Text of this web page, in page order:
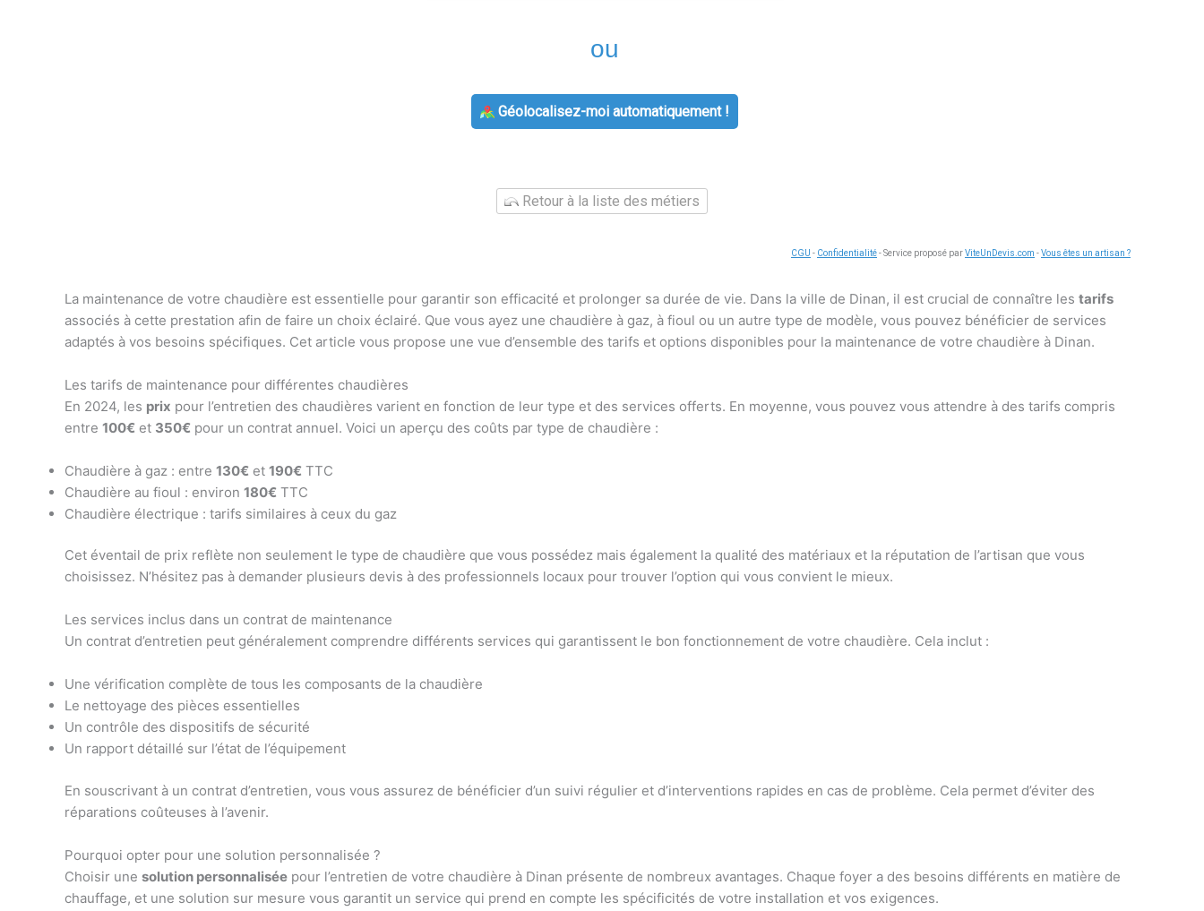
ou
Géolocalisez-moi automatiquement !
Retour à la liste des métiers
CGU - Confidentialité- Service proposé parViteUnDevis.com -Vous êtes un artisan ?
La maintenance de votre chaudière est essentielle pour garantir son efficacité et prolonger sa durée de vie. Dans la ville de Dinan, il est crucial de connaître les tarifs
associés à cette prestation afin de faire un choix éclairé. Que vous ayez une chaudière à gaz, à fioul ou un autre type de modèle, vous pouvez bénéficier de services
adaptés à vos besoins spécifiques. Cet article vous propose une vue d’ensemble des tarifs et options disponibles pour la maintenance de votre chaudière à Dinan.
Les tarifs de maintenance pour différentes chaudières
En 2024, les prix pour l’entretien des chaudières varient en fonction de leur type et des services offerts. En moyenne, vous pouvez vous attendre à des tarifs compris
entre 100€ et 350€ pour un contrat annuel. Voici un aperçu des coûts par type de chaudière :
Chaudière à gaz : entre 130€ et 190€ TTC
Chaudière au fioul : environ 180€ TTC
Chaudière électrique : tarifs similaires à ceux du gaz
Cet éventail de prix reflète non seulement le type de chaudière que vous possédez mais également la qualité des matériaux et la réputation de l’artisan que vous
choisissez. N’hésitez pas à demander plusieurs devis à des professionnels locaux pour trouver l’option qui vous convient le mieux.
Les services inclus dans un contrat de maintenance
Un contrat d’entretien peut généralement comprendre différents services qui garantissent le bon fonctionnement de votre chaudière. Cela inclut :
Une vérification complète de tous les composants de la chaudière
Le nettoyage des pièces essentielles
Un contrôle des dispositifs de sécurité
Un rapport détaillé sur l’état de l’équipement
En souscrivant à un contrat d’entretien, vous vous assurez de bénéficier d’un suivi régulier et d’interventions rapides en cas de problème. Cela permet d’éviter des
réparations coûteuses à l’avenir.
Pourquoi opter pour une solution personnalisée ?
Choisir une solution personnalisée pour l’entretien de votre chaudière à Dinan présente de nombreux avantages. Chaque foyer a des besoins différents en matière de
chauffage, et une solution sur mesure vous garantit un service qui prend en compte les spécificités de votre installation et vos exigences.